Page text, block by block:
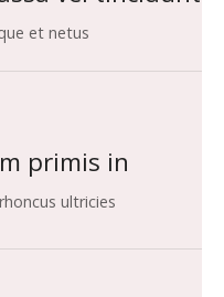
et netus
primis in
ultricies